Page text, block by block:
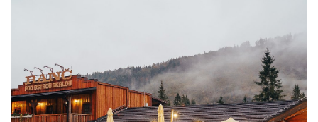
Bike Around Gemer- rental, servis
& guide
Cyklopožičovňa, servis bicyklov a sprevádzané
výjazdy po Gemeri – spoznajte Bike Around